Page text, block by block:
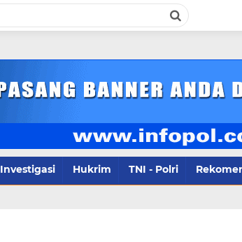
Investigasi Hukrim TNI - Polri